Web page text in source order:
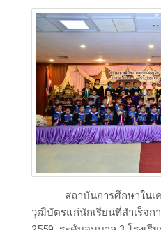
สถาบันการศึกษาในเค
วุฒิบัตรแก่นักเรียนที่สำเร็จก